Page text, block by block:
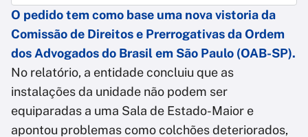
O pedido tem como base uma nova vistoria da
Comissão de Direitos e Prerrogativas da Ordem
dos Advogados do Brasil em São Paulo (OAB-SP).
No relatório, a entidade concluiu que as
instalações da unidade não podem ser
equiparadas a uma Sala de Estado-Maior e
apontou problemas como colchões deteriorados,